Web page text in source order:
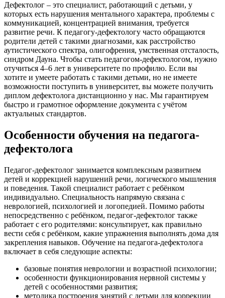
Дефектолог – это специалист, работающий с детьми, у
которых есть нарушения ментального характера, проблемы с
коммуникацией, концентрацией внимания, требуется
развитие речи. К педагогу-дефектологу часто обращаются
родители детей с такими диагнозами, как расстройство
аутистического спектра, олигофрения, умственная отсталость,
синдром Дауна. Чтобы стать педагогом-дефектологом, нужно
отучиться 4–6 лет в университете по профилю. Если вы
хотите и умеете работать с такими детьми, но не имеете
возможности поступить в университет, вы можете получить
диплом дефектолога дистанционно у нас. Мы гарантируем
быстро и грамотное оформление документа с учётом
актуальных стандартов.
Особенности обучения на педагога-
дефектолога
Педагог-дефектолог занимается комплексным развитием
детей и коррекцией нарушений речи, логического мышления
и поведения. Такой специалист работает с ребёнком
индивидуально. Специальность напрямую связана с
неврологией, психологией и логопедией. Помимо работы
непосредственно с ребёнком, педагог-дефектолог также
работает с его родителями: консультирует, как правильно
вести себя с ребёнком, какие упражнения выполнять дома для
закрепления навыков. Обучение на педагога-дефектолога
включает в себя следующие аспекты:
базовые понятия неврологии и возрастной психологии;
особенности функционирования нервной системы у
детей с особенностями развития;
методика построения занятий с детьми для коррекции